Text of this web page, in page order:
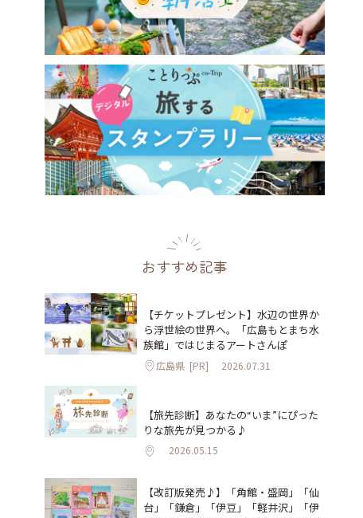
おすすめ記事
【チケットプレゼント】水辺の世界か
ら浮世絵の世界へ。「広島もとまち水
族館」ではじまるアートさんぽ
広島県 [PR] 2026.07.31
【旅先診断】あなたの“いま”にぴった
りな旅先が見つかる♪
2026.05.15
【改訂版発売♪】「角館・盛岡」「仙
台」「鎌倉」「伊豆」「軽井沢」「伊